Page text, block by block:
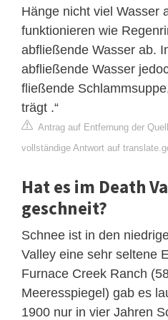
Hänge nicht viel Wasser
funktionieren wie
abfließende Wasser ab.
abfließende Wasser
fließende
trägt .“
Antrag auf Entfernung der
vollständige Antwort auf
Hat es im Death
geschneit?
Schnee ist in den
Valley eine sehr seltene
Furnace Creek Ranch
Meeresspiegel) gab es
1900 nur in vier Jahren